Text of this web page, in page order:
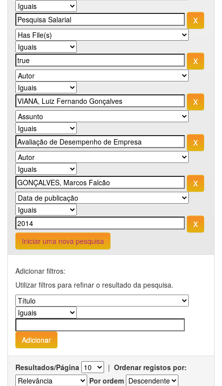
Iniciar uma nova pesquisa
Adicionar filtros:
Utilizar filtros para refinar o resultado da pesquisa.
Resultados/Página | Ordenar registos por:
Por ordem